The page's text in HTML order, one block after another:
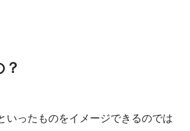
いったものをイメージできるのでは